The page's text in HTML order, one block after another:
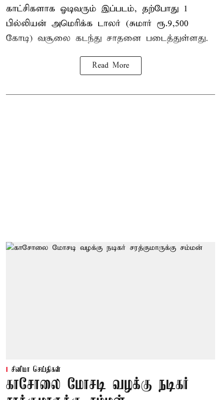
காட்சிகளாக ஓடிவரும் இப்படம், தற்போது 1
பில்லியன் அமெரிக்க டாலர் (சுமார் ரூ.9,500
கோடி) வசூலை கடந்து சாதனை படைத்துள்ளது.
Read More
சினிமா செய்திகள்
காசோலை மோசடி வழக்கு நடிகர்